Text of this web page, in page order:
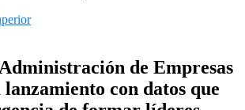
de Empresas
con datos que